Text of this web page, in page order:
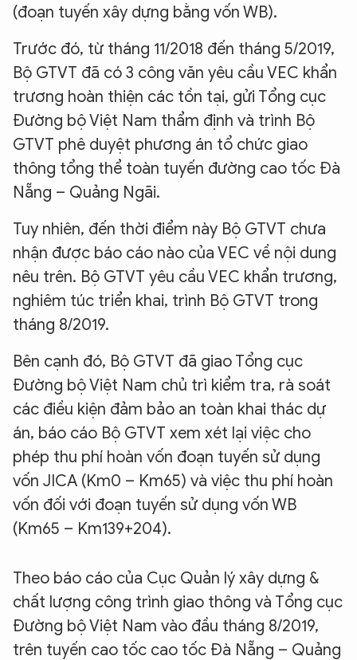
(đoạn tuyến xây dựng bằng vốn WB).
Trước đó, từ tháng 11/2018 đến tháng 5/2019,
Bộ GTVT đã có 3 công văn yêu cầu VEC khẩn
trương hoàn thiện các tồn tại, gửi Tổng cục
Đường bộ Việt Nam thẩm định và trình Bộ
GTVT phê duyệt phương án tổ chức giao
thông tổng thể toàn tuyến đường cao tốc Đà
Nẵng – Quảng Ngãi.
Tuy nhiên, đến thời điểm này Bộ GTVT chưa
nhận được báo cáo nào của VEC về nội dung
nêu trên. Bộ GTVT yêu cầu VEC khẩn trương,
nghiêm túc triển khai, trình Bộ GTVT trong
tháng 8/2019.
Bên cạnh đó, Bộ GTVT đã giao Tổng cục
Đường bộ Việt Nam chủ trì kiểm tra, rà soát
các điều kiện đảm bảo an toàn khai thác dự
án, báo cáo Bộ GTVT xem xét lại việc cho
phép thu phí hoàn vốn đoạn tuyến sử dụng
vốn JICA (Km0 – Km65) và việc thu phí hoàn
vốn đối với đoạn tuyến sử dụng vốn WB
(Km65 – Km139+204).
Theo báo cáo của Cục Quản lý xây dựng &
chất lượng công trình giao thông và Tổng cục
Đường bộ Việt Nam vào đầu tháng 8/2019,
trên tuyến cao tốc cao tốc Đà Nẵng – Quảng